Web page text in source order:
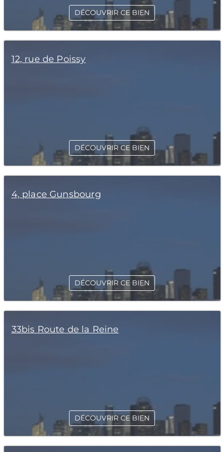
DÉCOUVRIR CE BIEN
12, rue de Poissy
DÉCOUVRIR CE BIEN
4, place Gunsbourg
DÉCOUVRIR CE BIEN
33bis Route de la Reine
DÉCOUVRIR CE BIEN